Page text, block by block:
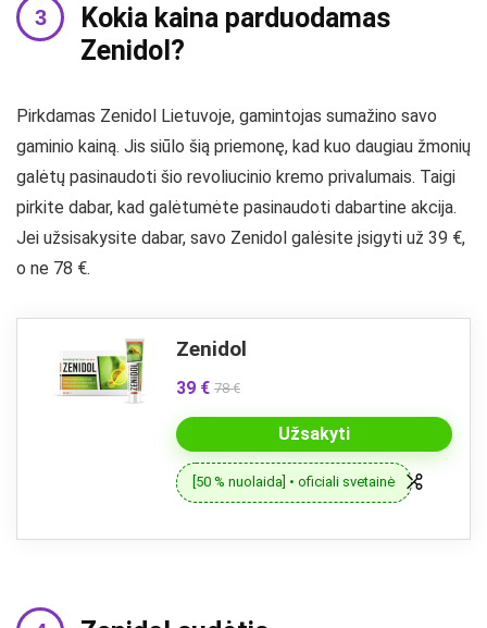
Kokia kaina parduodamas
Zenidol?
Pirkdamas Zenidol Lietuvoje, gamintojas sumažino savo
gaminio kainą. Jis siūlo šią priemonę, kad kuo daugiau žmonių
galėtų pasinaudoti šio revoliucinio kremo privalumais. Taigi
pirkite dabar, kad galėtumėte pasinaudoti dabartine akcija.
Jei užsisakysite dabar, savo Zenidol galėsite įsigyti už 39 €,
o ne 78 €.
Zenidol
39 € 78 €
Užsakyti
[50 % nuolaida] • oficiali svetainė